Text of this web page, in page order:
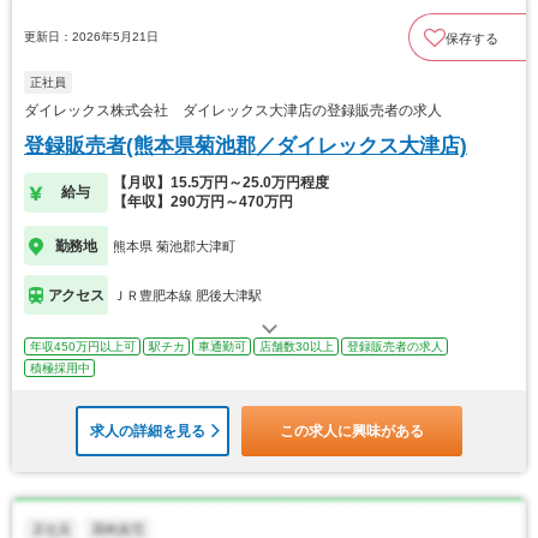
更新日：2026年5月21日 保存する
正社員
ダイレックス株式会社 ダイレックス大津店の登録販売者の求人
登録販売者(熊本県菊池郡／ダイレックス大津店)
給与
【月収】15.5万円～25.0万円程度
【年収】290万円～470万円
勤務地 熊本県 菊池郡大津町
アクセス ＪＲ豊肥本線 肥後大津駅
年収450万円以上可 駅チカ 車通勤可 店舗数30以上
登録販売者の求人
積極採用中
求人の詳細を見る この求人に興味がある